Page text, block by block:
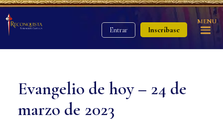
Entrar Inscríbase
MENU
Evangelio de hoy – 24 de
marzo de 2023